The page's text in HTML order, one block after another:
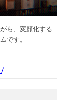
ら、変顔化する
です。